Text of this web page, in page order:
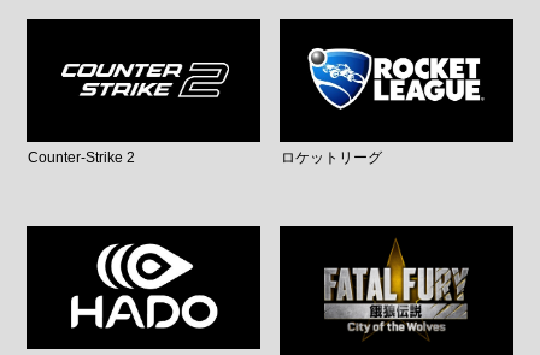
Counter-Strike 2 ロケットリーグ